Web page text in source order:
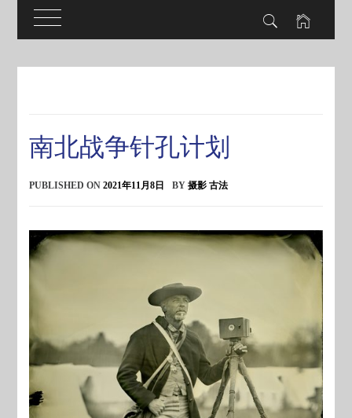
南北战争针孔计划
PUBLISHED ON2021年11月8日 BY摄影 古法